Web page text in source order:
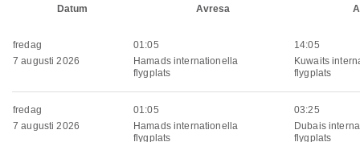
Datum Avresa
fredag
7 augusti 2026
01:05
Hamads internationella
flygplats
14:05
Kuwaits
flygplats
fredag
7 augusti 2026
01:05
Hamads internationella
flygplats
03:25
Dubais
flygplats